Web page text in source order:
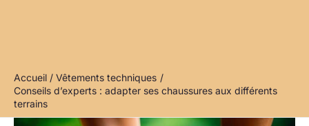
Accueil
Vêtements techniques
Conseils d’experts : adapter ses chaussures aux différents
terrains